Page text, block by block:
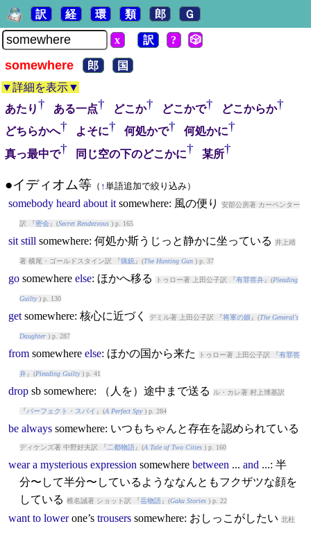
訳 経 環 類 郎 Ｇ
x 訳 ? 🎲
somewhere 郎
国
▼詳細を表示▼
あたり† ある一点† どこか† どこかで† どこからか†
どちらかへ† よそに† 何処かで† 何処かに†
真っ最中で† 同じ空の下のどこかに† 某所†
●イディオム等（ ↑単語追加で絞り込み）
somebody heard about it somewhere: 風の便り 安部公房著 カーペンター
訳 『密会』(Secret Rendezvous) p. 165
sit still somewhere: 何処か斯うじっと静かに坐っている 井上靖
著 横尾・ゴールドスタイン訳 『猟銃 』(The Hunting Gun) p. 37
go somewhere else: ほかへ移る トゥロー著 上田公子訳 『有罪答弁』(Pleading
Guilty) p. 130
get somewhere: 核心に近づく デミル著 上田公子訳 『将軍の娘 』(The General's
Daughter) p. 287
from somewhere else: ほかの国から来た トゥロー著 上田公子訳 『有罪答
弁』(Pleading Guilty) p. 41
dropsb somewhere: （人を）途中まで送る ル・カレ著 村上博基訳
『パーフェクト・スパイ 』(A Perfect Spy) p. 284
be always somewhere: いつもちゃんと存在を認められている
ディケンズ著 中野好夫訳 『二都物語』(A Tale of Two Cities) p. 160
wear a mysterious expression somewhere between ... and ...: 半
分〜して半分〜しているようななんともフクザツな顔を
している 椎名誠著 ショット訳 『岳物語』(Gaku Stories) p. 22
want to lowerone’s trousers somewhere: おしっこがしたい 北杜